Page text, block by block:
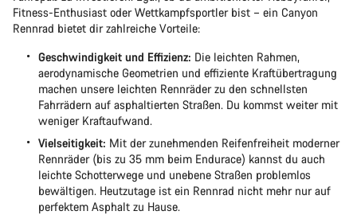
Fitness-Enthusiast oder Wettkampfsportler bist – ein Canyon
Rennrad bietet dir zahlreiche Vorteile:
Geschwindigkeit und Effizienz: Die leichten Rahmen,
aerodynamische Geometrien und effiziente Kraftübertragung
machen unsere leichten Rennräder zu den schnellsten
Fahrrädern auf asphaltierten Straßen. Du kommst weiter mit
weniger Kraftaufwand.
Vielseitigkeit: Mit der zunehmenden Reifenfreiheit moderner
Rennräder (bis zu 35 mm beim Endurace) kannst du auch
leichte Schotterwege und unebene Straßen problemlos
bewältigen. Heutzutage ist ein Rennrad nicht mehr nur auf
perfektem Asphalt zu Hause.